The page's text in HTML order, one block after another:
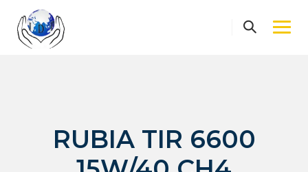
content
RUBIA TIR 6600